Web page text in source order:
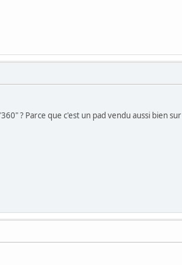
? Parce que c'est un pad vendu aussi bien sur